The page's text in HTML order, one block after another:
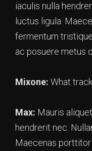
iaculis nulla
luctus ligula.
fermentum
ac posuere metus
Mixone: What
Max: Mauris
hendrerit nec.
Maecenas